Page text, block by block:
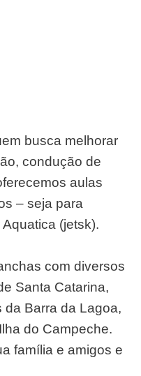
busca melhorar
condução de
aulas
– seja para
(jetsk).
com diversos
Santa Catarina,
da Barra da Lagoa,
do Campeche.
família e amigos e